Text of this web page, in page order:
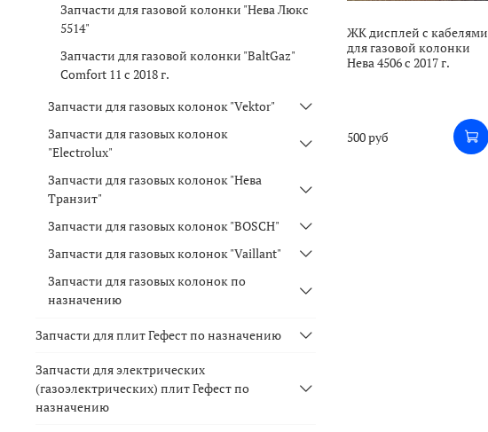
ЖК дисплей с кабелями
для газовой колонки
Нева 4506 с 2017 г.
500 руб
Запчасти для газовой колонки "Нева Люкс
5514"
Запчасти для газовой колонки "BaltGaz"
Comfort 11 c 2018 г.
Запчасти для газовых колонок "Vektor"
Запчасти для газовых колонок
"Electrolux"
Запчасти для газовых колонок "Нева
Транзит"
Запчасти для газовых колонок "BOSCH"
Запчасти для газовых колонок "Vaillant"
Запчасти для газовых колонок по
назначению
Запчасти для плит Гефест по назначению
Запчасти для электрических
(газоэлектрических) плит Гефест по
назначению